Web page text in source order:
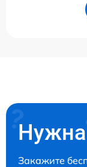
Нужна
Закажите